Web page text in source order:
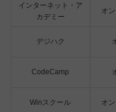
インターネット・ア
カデミー
オ
デジハク
CodeCamp
Winスクール オ